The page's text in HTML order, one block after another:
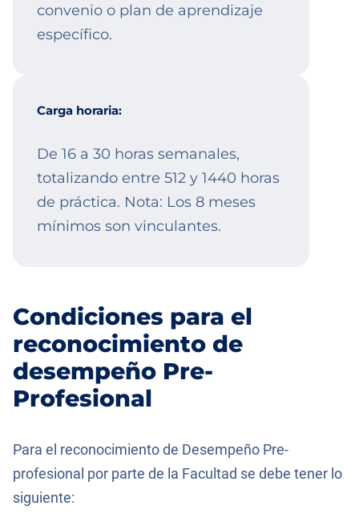
convenio o plan de aprendizaje
específico.
Carga horaria:
De 16 a 30 horas semanales,
totalizando entre 512 y 1440 horas
de práctica. Nota: Los 8 meses
mínimos son vinculantes.
Condiciones para el
reconocimiento de
desempeño Pre-
Profesional
Para el reconocimiento de Desempeño Pre-
profesional por parte de la Facultad se debe tener lo
siguiente: